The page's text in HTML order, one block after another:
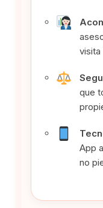
visita
que
App
no